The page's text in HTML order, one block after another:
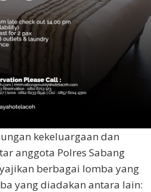
kekeluargaan dan
anggota Polres Sabang
berbagai lomba yang
yang diadakan antara lain: